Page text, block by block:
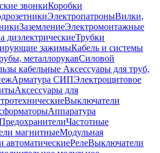
звонкиКоробки
ЭлектропатроныВилки,
ЗаземлениеЭлектромонтажные
диэлектрическиеТрубки
зажимыКабель и системы
металлорукавСиловой
кабельные Аксессуары для труб,
Арматура СИПЭлектрощитовое
Аксессуары для
Выключатели
Аппаратура
Частотные
магнитныеМодульная
автоматическиеРелеВыключатели